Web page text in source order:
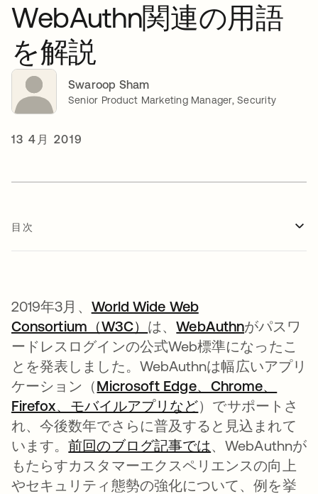
WebAuthn関連の用語
を解説
Swaroop Sham
Senior Product Marketing Manager, Security
13 4月 2019
目次
2019年3月、 World Wide Web
Consortium（W3C） 新しいタブで開く
は、WebAuthnがパスワ
ードレスログインの公式Web標準になったこ
とを発表しました。WebAuthnは幅広いアプリ
ケーション（Microsoft Edge、Chrome、
Firefox、モバイルアプリなど新しいタブで開く
）でサポートさ
れ、今後数年でさらに普及すると見込まれて
います。前回のブログ記事では、WebAuthnが
もたらすカスタマーエクスペリエンスの向上
やセキュリティ態勢の強化について、例を挙